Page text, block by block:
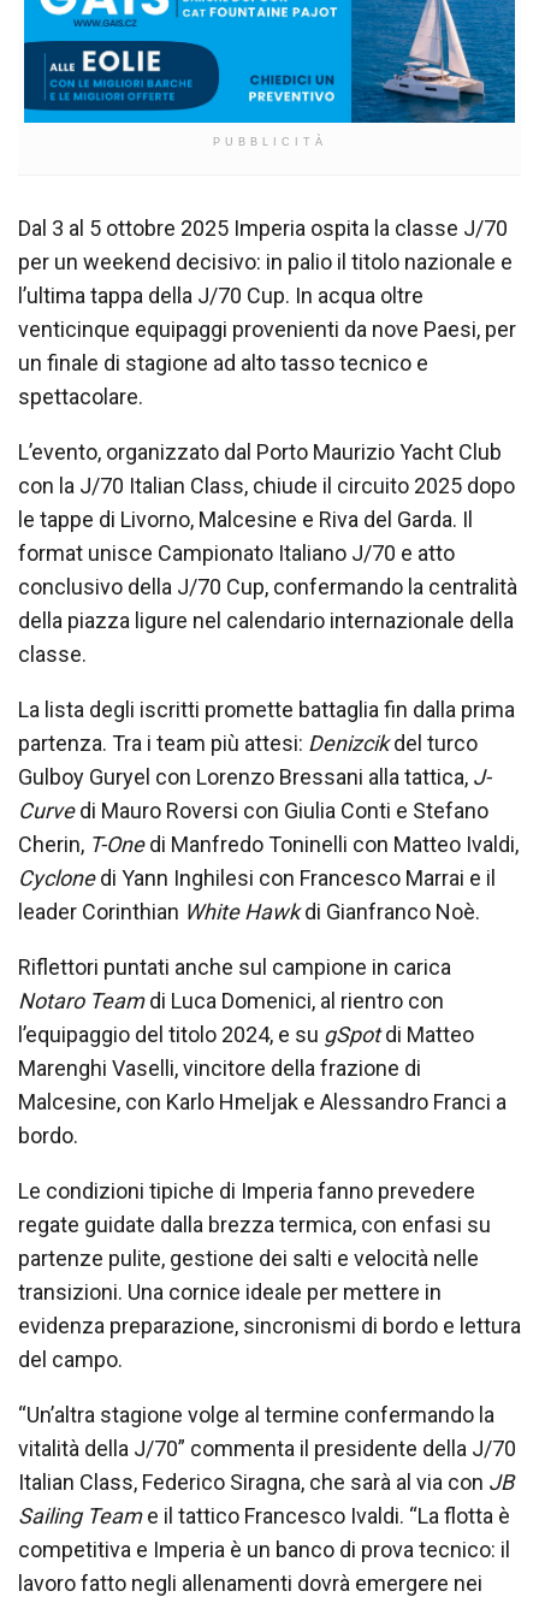
PUBBLICITÀ
Dal 3 al 5 ottobre 2025 Imperia ospita la classe J/70
per un weekend decisivo: in palio il titolo nazionale e
l’ultima tappa della J/70 Cup. In acqua oltre
venticinque equipaggi provenienti da nove Paesi, per
un finale di stagione ad alto tasso tecnico e
spettacolare.
L’evento, organizzato dal Porto Maurizio Yacht Club
con la J/70 Italian Class, chiude il circuito 2025 dopo
le tappe di Livorno, Malcesine e Riva del Garda. Il
format unisce Campionato Italiano J/70 e atto
conclusivo della J/70 Cup, confermando la centralità
della piazza ligure nel calendario internazionale della
classe.
La lista degli iscritti promette battaglia fin dalla prima
partenza. Tra i team più attesi: Denizcikdel turco
Gulboy Guryel con Lorenzo Bressani alla tattica, J-
Curvedi Mauro Roversi con Giulia Conti e Stefano
Cherin, T-Onedi Manfredo Toninelli con Matteo Ivaldi,
Cyclonedi Yann Inghilesi con Francesco Marrai e il
leader Corinthian White Hawkdi Gianfranco Noè.
Riflettori puntati anche sul campione in carica
Notaro Teamdi Luca Domenici, al rientro con
l’equipaggio del titolo 2024, e su gSpotdi Matteo
Marenghi Vaselli, vincitore della frazione di
Malcesine, con Karlo Hmeljak e Alessandro Franci a
bordo.
Le condizioni tipiche di Imperia fanno prevedere
regate guidate dalla brezza termica, con enfasi su
partenze pulite, gestione dei salti e velocità nelle
transizioni. Una cornice ideale per mettere in
evidenza preparazione, sincronismi di bordo e lettura
del campo.
“Un’altra stagione volge al termine confermando la
vitalità della J/70” commenta il presidente della J/70
Italian Class, Federico Siragna, che sarà al via con JB
Sailing Teame il tattico Francesco Ivaldi. “La flotta è
competitiva e Imperia è un banco di prova tecnico: il
lavoro fatto negli allenamenti dovrà emergere nei